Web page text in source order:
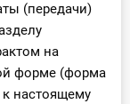
(передачи)
на
форме (форма
настоящему